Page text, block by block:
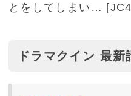
とをしてしまい…
ドラマクイン 最新